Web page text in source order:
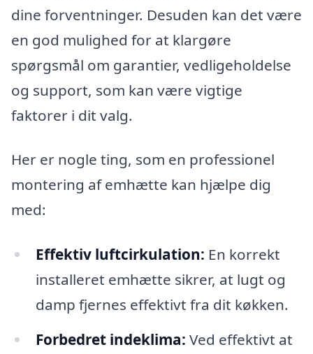
dine forventninger. Desuden kan det være
en god mulighed for at klargøre
spørgsmål om garantier, vedligeholdelse
og support, som kan være vigtige
faktorer i dit valg.
Her er nogle ting, som en professionel
montering af emhætte kan hjælpe dig
med:
Effektiv luftcirkulation: En korrekt
installeret emhætte sikrer, at lugt og
damp fjernes effektivt fra dit køkken.
Forbedret indeklima: Ved effektivt at